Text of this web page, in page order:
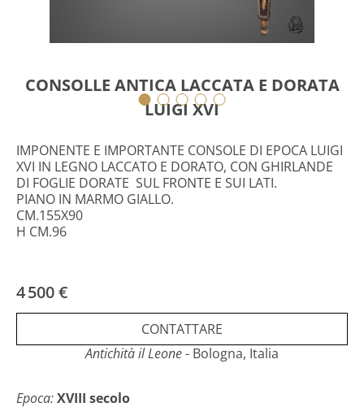
CONSOLLE ANTICA LACCATA E DORATA
LUIGI XVI
IMPONENTE E IMPORTANTE CONSOLE DI EPOCA LUIGI
XVI IN LEGNO LACCATO E DORATO, CON GHIRLANDE
DI FOGLIE DORATE SUL FRONTE E SUI LATI.
PIANO IN MARMO GIALLO.
CM.155X90
H CM.96
4 500 €
CONTATTARE
Antichità il Leone- Bologna, Italia
Epoca:XVIII secolo